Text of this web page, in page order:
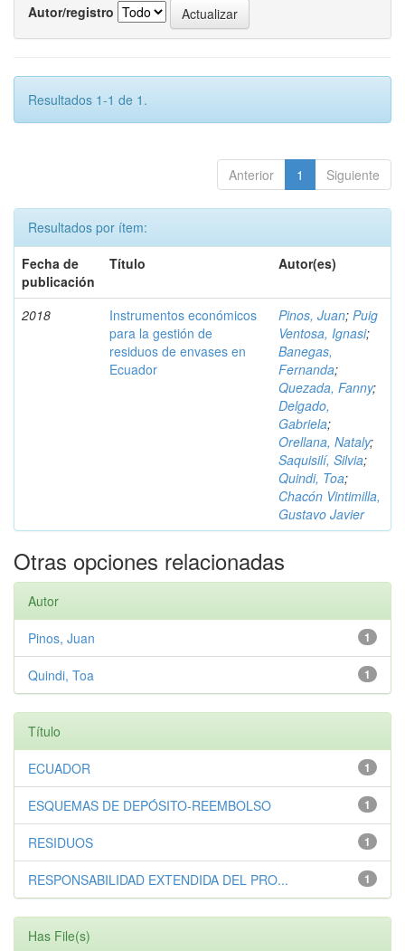
Autor/registro
Resultados 1-1 de 1.
Anterior 1 Siguiente
Resultados por ítem:
Fecha de
publicación
Título Autor(es)
2018
Instrumentos económicos
para la gestión de
residuos de envases en
Ecuador
Pinos, Juan; Puig
Ventosa, Ignasi;
Banegas,
Fernanda;
Quezada, Fanny;
Delgado,
Gabriela;
Orellana, Nataly;
Saquisilí, Silvia;
Quindi, Toa;
Chacón Vintimilla,
Gustavo Javier
Otras opciones relacionadas
Autor
1
Pinos, Juan
1
Quindi, Toa
Título
1
ECUADOR
1
ESQUEMAS DE DEPÓSITO-REEMBOLSO
1
RESIDUOS
1
RESPONSABILIDAD EXTENDIDA DEL PRO...
Has File(s)